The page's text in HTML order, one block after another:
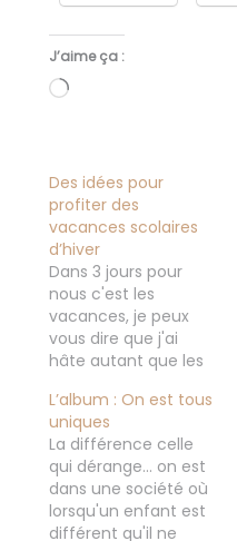
J’aime ça :
Chargement…
Des idées pour
profiter des
vacances scolaires
d’hiver
Dans 3 jours pour
nous c'est les
vacances, je peux
vous dire que j'ai
hâte autant que les
c'est une autre
organisation le
temps n'est pas du
tout le même. C'est
important de pouvoir
profiter des
L’album : On est tous
uniques
La différence celle
qui dérange... on est
dans une société où
lorsqu'un enfant est
différent qu'il ne